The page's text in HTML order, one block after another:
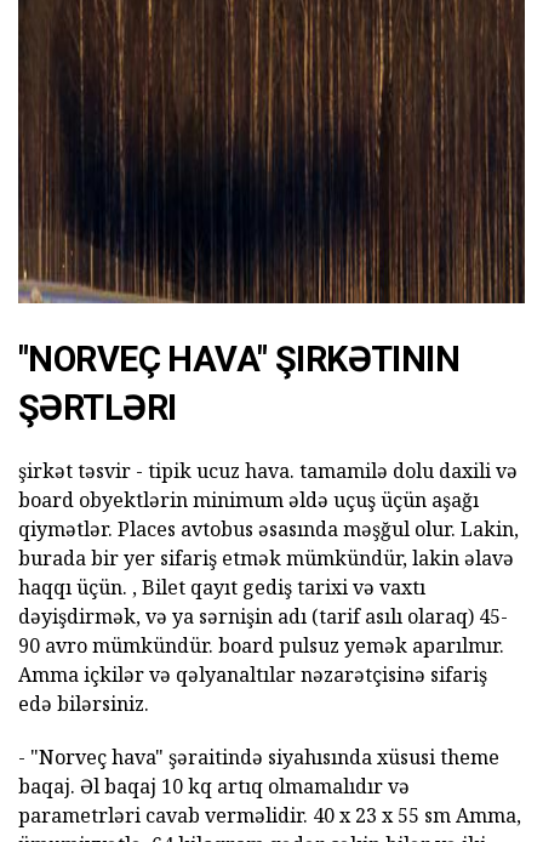
"NORVEÇ HAVA" ŞIRKƏTININ
ŞƏRTLƏRI
şirkət təsvir - tipik ucuz hava. tamamilə dolu daxili və
board obyektlərin minimum əldə uçuş üçün aşağı
qiymətlər. Places avtobus əsasında məşğul olur. Lakin,
burada bir yer sifariş etmək mümkündür, lakin əlavə
haqqı üçün. , Bilet qayıt gediş tarixi və vaxtı
dəyişdirmək, və ya sərnişin adı (tarif asılı olaraq) 45-
90 avro mümkündür. board pulsuz yemək aparılmır.
Amma içkilər və qəlyanaltılar nəzarətçisinə sifariş
edə bilərsiniz.
- "Norveç hava" şəraitində siyahısında xüsusi theme
baqaj. Əl baqaj 10 kq artıq olmamalıdır və
parametrləri cavab verməlidir. 40 x 23 x 55 sm Amma,